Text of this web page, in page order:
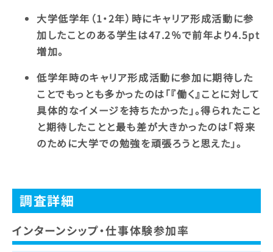
大学低学年（1・2年）時にキャリア形成活動に参
加したことのある学生は47.2％で前年より4.5pt
増加。
低学年時のキャリア形成活動に参加に期待した
ことでもっとも多かったのは「『働く』ことに対して
具体的なイメージを持ちたかった」。得られたこと
と期待したことと最も差が大きかったのは「将来
のために大学での勉強を頑張ろうと思えた」。
調査詳細
インターンシップ・仕事体験参加率